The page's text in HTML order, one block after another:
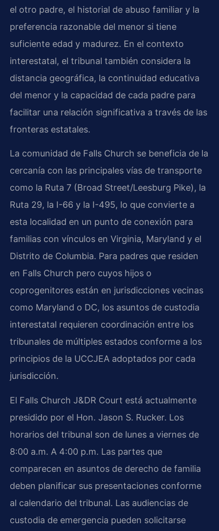
el otro padre, el historial de abuso familiar y la
preferencia razonable del menor si tiene
suficiente edad y madurez. En el contexto
interestatal, el tribunal también considera la
distancia geográfica, la continuidad educativa
del menor y la capacidad de cada padre para
facilitar una relación significativa a través de las
fronteras estatales.
La comunidad de Falls Church se beneficia de la
cercanía con las principales vías de transporte
como la Ruta 7 (Broad Street/Leesburg Pike), la
Ruta 29, la I-66 y la I-495, lo que convierte a
esta localidad en un punto de conexión para
familias con vínculos en Virginia, Maryland y el
Distrito de Columbia. Para padres que residen
en Falls Church pero cuyos hijos o
coprogenitores están en jurisdicciones vecinas
como Maryland o DC, los asuntos de custodia
interestatal requieren coordinación entre los
tribunales de múltiples estados conforme a los
principios de la UCCJEA adoptados por cada
jurisdicción.
El Falls Church J&DR Court está actualmente
presidido por el Hon. Jason S. Rucker. Los
horarios del tribunal son de lunes a viernes de
8:00 a.m. A 4:00 p.m. Las partes que
comparecen en asuntos de derecho de familia
deben planificar sus presentaciones conforme
al calendario del tribunal. Las audiencias de
custodia de emergencia pueden solicitarse